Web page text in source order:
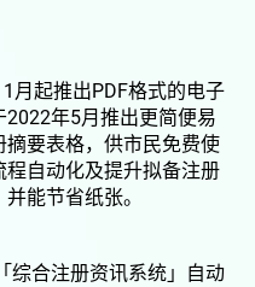
月起推出PDF格式的电子
年5月推出更简便易
摘要表格，供市民免费使
程自动化及提升拟备注册
能节省纸张。
综合注册资讯系统」自动